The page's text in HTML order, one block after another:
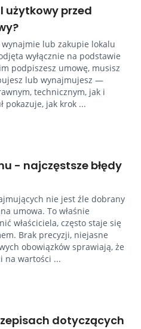
użytkowy przed
lub zakupie lokalu
wyłącznie na podstawie
podpiszesz umowę, musisz
lub wynajmujesz —
technicznym, jak i
pokazuje, jak krok ...
- najczęstsze błędy
nie jest źle dobrany
umowa. To właśnie
właściciela, często staje się
Brak precyzji, niejasne
obowiązków sprawiają, że
na wartości ...
dotyczących